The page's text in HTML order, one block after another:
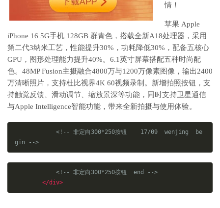
情！
苹果 Apple
iPhone 16 5G手机 128GB 群青色，搭载全新A18处理器，采用
第二代3纳米工艺，性能提升30%，功耗降低30%，配备五核心
GPU，图形处理能力提升40%。6.1英寸屏幕搭配五种时尚配
色。48MP Fusion主摄融合4800万与1200万像素图像，输出2400
万清晰照片，支持杜比视界4K 60视频录制。新增拍照按钮，支
持触觉反馈、滑动调节、缩放景深等功能，同时支持卫星通信
与Apple Intelligence智能功能，带来全新拍摄与使用体验。
<!-- 非定向300*250按钮    17/09  wenjing  be
gin -->
<!-- 非定向300*250按钮  end -->
</div>